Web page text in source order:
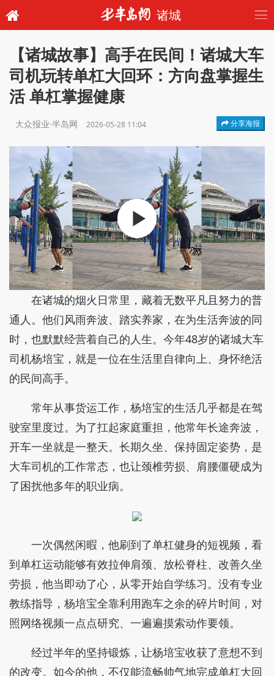
诸城
【诸城故事】高手在民间！诸城大车
司机玩转单杠大回环：方向盘掌握生
活 单杠掌握健康
大众报业·半岛网 2026-05-28 11:04 分享海报
在诸城的烟火日常里，藏着无数平凡且努力的普
通人。他们风雨奔波、踏实养家，在为生活奔波的同
时，也默默经营着自己的人生。今年48岁的诸城大车
司机杨培宝，就是一位在生活里自律向上、身怀绝活
的民间高手。
常年从事货运工作，杨培宝的生活几乎都是在驾
驶室里度过。为了扛起家庭重担，他常年长途奔波，
开车一坐就是一整天。长期久坐、保持固定姿势，是
大车司机的工作常态，也让颈椎劳损、肩腰僵硬成为
了困扰他多年的职业病。
一次偶然闲暇，他刷到了单杠健身的短视频，看
到单杠运动能够有效拉伸肩颈、放松脊柱、改善久坐
劳损，他当即动了心，从零开始自学练习。没有专业
教练指导，杨培宝全靠利用跑车之余的碎片时间，对
照网络视频一点点研究、一遍遍摸索动作要领。
经过半年的坚持锻炼，让杨培宝收获了意想不到
的改变。如今的他，不仅能流畅帅气地完成单杠大回